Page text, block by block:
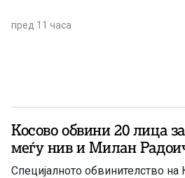
пред 11 часа
Косово обвини 20 лица
меѓу нив и Милан
Специјалното обвинителство